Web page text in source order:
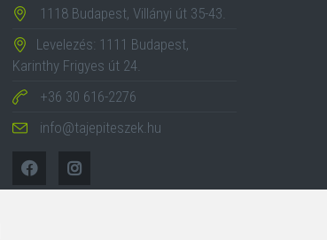
1118 Budapest, Villányi út 35-43.
Levelezés: 1111 Budapest,
Karinthy Frigyes út 24.
+36 30 616-2276
info@tajepiteszek.hu